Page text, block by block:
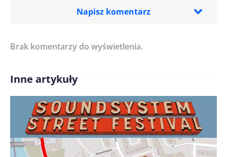
Napisz komentarz
Treść komentarza*
Imię/ Nick*
Brak komentarzy do wyświetlenia.
Inne artykuły